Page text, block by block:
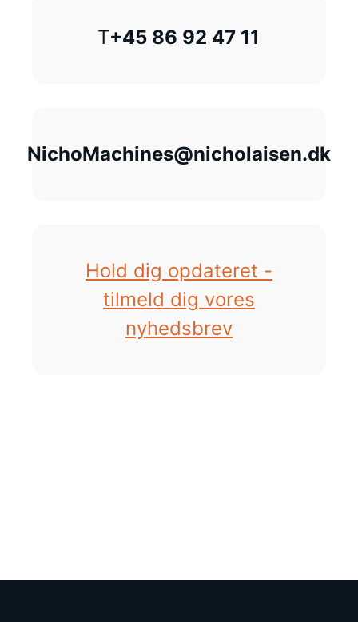
T+45 86 92 47 11
NichoMachines@nicholaisen.dk
Hold dig opdateret -
tilmeld dig vores
nyhedsbrev